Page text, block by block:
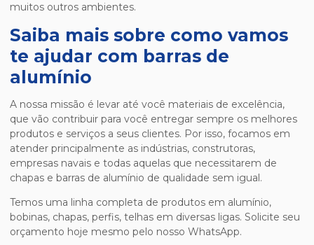
muitos outros ambientes.
Saiba mais sobre como vamos
te ajudar com barras de
alumínio
A nossa missão é levar até você materiais de excelência,
que vão contribuir para você entregar sempre os melhores
produtos e serviços a seus clientes. Por isso, focamos em
atender principalmente as indústrias, construtoras,
empresas navais e todas aquelas que necessitarem de
chapas e barras de alumínio de qualidade sem igual.
Temos uma linha completa de produtos em alumínio,
bobinas, chapas, perfis, telhas em diversas ligas. Solicite seu
orçamento hoje mesmo pelo nosso WhatsApp.